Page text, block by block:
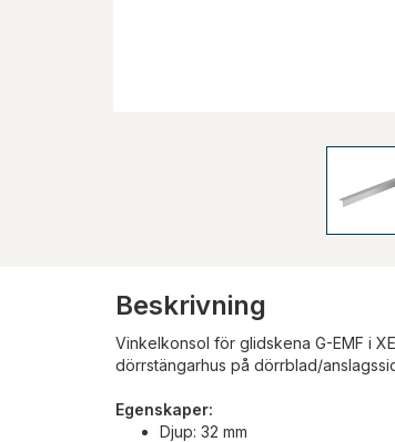
Beskrivning
Vinkelkonsol för glidskena G-EMF i
dörrstängarhus på dörrblad/
Egenskaper:
Djup: 32 mm